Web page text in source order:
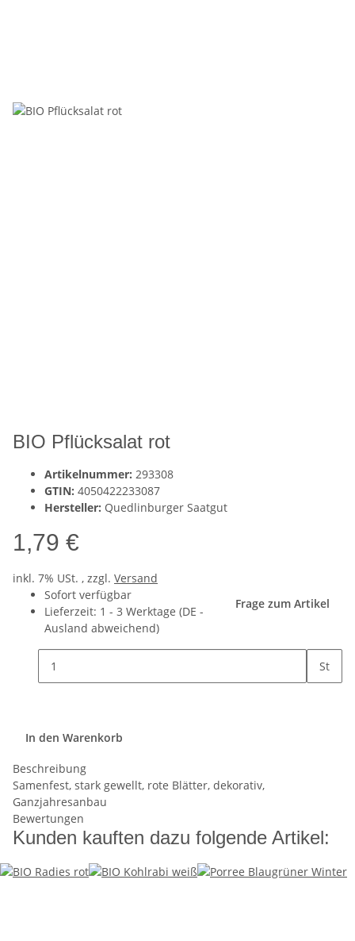
BIO Pflücksalat rot
Artikelnummer: 293308
GTIN: 4050422233087
Hersteller: Quedlinburger Saatgut
1,79 €
inkl. 7% USt. , zzgl. Versand
Sofort verfügbar
Lieferzeit: 1 - 3 Werktage (DE -
Ausland abweichend)
Frage zum Artikel
St
In den Warenkorb
Beschreibung
Samenfest, stark gewellt, rote Blätter, dekorativ,
Ganzjahresanbau
Bewertungen
Kunden kauften dazu folgende Artikel: